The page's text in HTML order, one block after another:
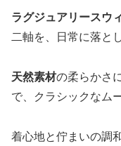
ラグジュアリースウ
二軸を、日常に落と
天然素材の柔らかさに
で、クラシックなム
着心地と佇まいの調